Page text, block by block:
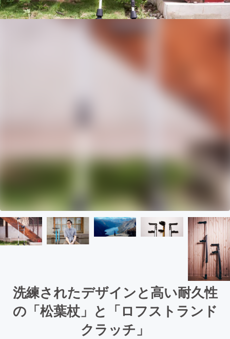
洗練されたデザインと高い耐久性
の「松葉杖」と「ロフストランド
クラッチ」